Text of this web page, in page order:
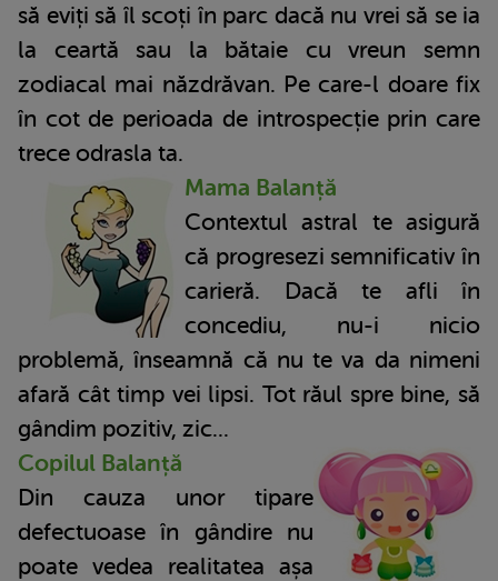
să eviți să îl scoți în parc dacă nu vrei să se ia
la ceartă sau la bătaie cu vreun semn
zodiacal mai năzdrăvan. Pe care-l doare fix
în cot de perioada de introspecție prin care
trece odrasla ta.
Mama Balanță
Contextul astral te asigură
că progresezi semnificativ în
carieră. Dacă te afli în
concediu, nu-i nicio
problemă, înseamnă că nu te va da nimeni
afară cât timp vei lipsi. Tot răul spre bine, să
gândim pozitiv, zic...
Copilul Balanță
Din cauza unor tipare
defectuoase în gândire nu
poate vedea realitatea așa